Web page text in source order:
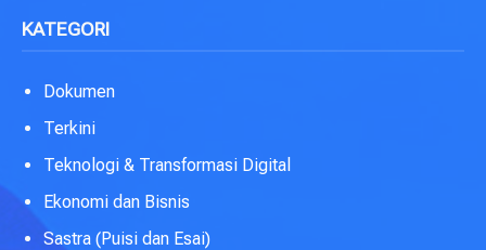
KATEGORI
Dokumen
Terkini
Teknologi & Transformasi Digital
Ekonomi dan Bisnis
Sastra (Puisi dan Esai)